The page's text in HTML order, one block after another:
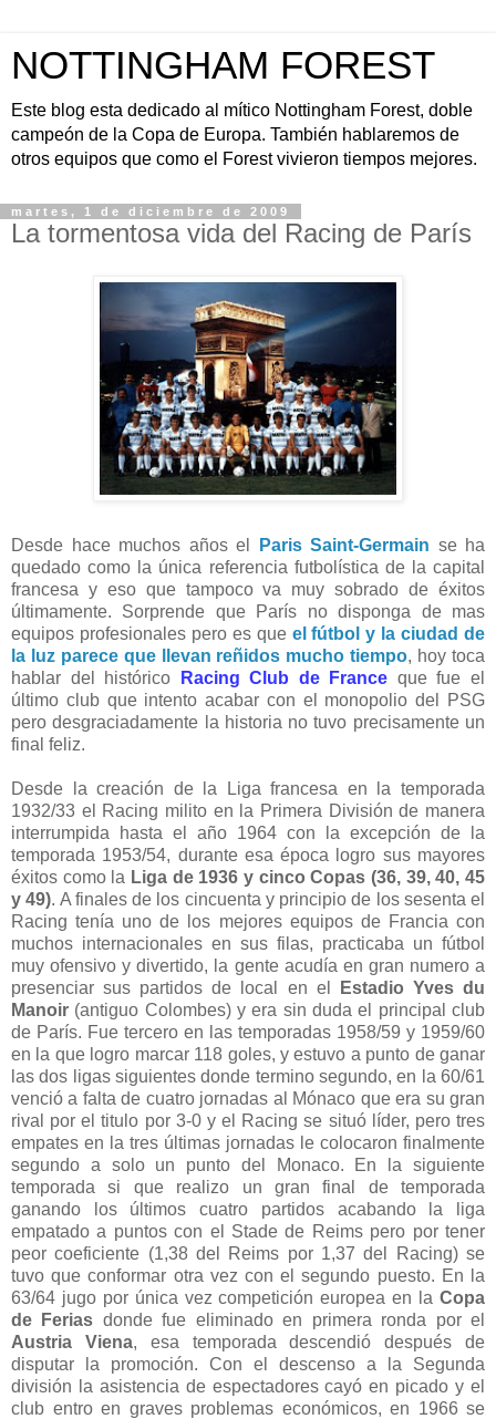
NOTTINGHAM FOREST
Este blog esta dedicado al mítico Nottingham Forest, doble
campeón de la Copa de Europa. También hablaremos de
otros equipos que como el Forest vivieron tiempos mejores.
martes, 1 de diciembre de 2009
La tormentosa vida del Racing de París
Desde hace muchos años el Paris Saint-Germain se ha
quedado como la única referencia futbolística de la capital
francesa y eso que tampoco va muy sobrado de éxitos
últimamente. Sorprende que París no disponga de mas
equipos profesionales pero es que el fútbol y la ciudad de
la luz parece que llevan reñidos mucho tiempo, hoy toca
hablar del histórico
Racing Club de France que fue el
último club que intento acabar con el monopolio del PSG
pero desgraciadamente la historia no tuvo precisamente un
final feliz.
Desde la creación de la Liga francesa en la temporada
1932/33 el Racing milito en la Primera División de manera
interrumpida hasta el año 1964 con la excepción de la
temporada 1953/54, durante esa época logro sus mayores
éxitos como la Liga de 1936 y cinco Copas (36, 39, 40, 45
y 49). A finales de los cincuenta y principio de los sesenta el
Racing tenía uno de los mejores equipos de Francia con
muchos internacionales en sus filas, practicaba un fútbol
muy ofensivo y divertido, la gente acudía en gran numero a
presenciar sus partidos de local en el
Estadio Yves du
Manoir (antiguo Colombes) y era sin duda el principal club
de París. Fue tercero en las temporadas 1958/59 y 1959/60
en la que logro marcar 118 goles, y estuvo a punto de ganar
las dos ligas siguientes donde termino segundo, en la 60/61
venció a falta de cuatro jornadas al Mónaco que era su gran
rival por el titulo por 3-0 y el Racing se situó líder, pero tres
empates en la tres últimas jornadas le colocaron finalmente
segundo a solo un punto del Monaco. En la siguiente
temporada si que realizo un gran final de temporada
ganando los últimos cuatro partidos acabando la liga
empatado a puntos con el Stade de Reims pero por tener
peor coeficiente (1,38 del Reims por 1,37 del Racing) se
tuvo que conformar otra vez con el segundo puesto. En la
63/64 jugo por única vez competición europea en la Copa
de Ferias donde fue eliminado en primera ronda por el
Austria Viena, esa temporada descendió después de
disputar la promoción. Con el descenso a la Segunda
división la asistencia de espectadores cayó en picado y el
club entro en graves problemas económicos, en 1966 se